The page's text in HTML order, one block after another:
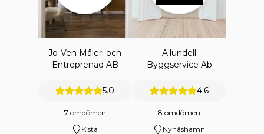
Jo-Ven Måleri och
Entreprenad AB
5.0
7 omdömen
Kista
A.lundell
Byggservice Ab
4.6
8 omdömen
Nynäshamn